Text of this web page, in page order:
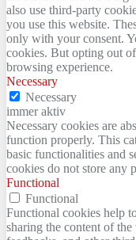
also use third-party
you use this website.
only with your consent.
cookies. But opting out
browsing experience.
Necessary
Necessary
immer aktiv
Necessary cookies are
function properly. This
basic functionalities and
cookies do not store any
Functional
Functional
Functional cookies help
sharing the content of